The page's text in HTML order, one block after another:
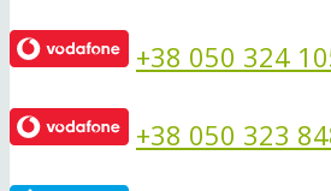
+38 050 324
+38 050 323